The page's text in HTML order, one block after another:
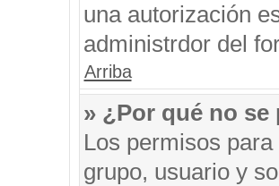
una autorización
administrdor del
Arriba
» ¿Por qué no
Los permisos
grupo, usuario y